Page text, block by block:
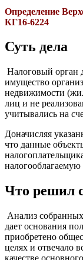
Определение
КГ16-6224
Суть дела
Налоговый орган
имущество
недвижимости
лиц и не
учитывались на
Доначисляя
что данные
Что решил
Анализ собранных
дает основания
приобретено
целях и отвечало